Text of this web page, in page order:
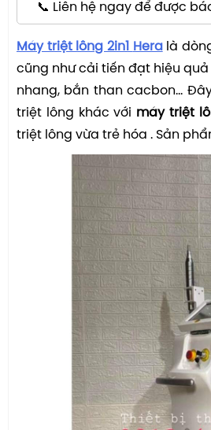
📞 Liên hệ ngay để được
Máy triệt lông 2in1 Heralà
cũng như cải tiến đạt hiệu
nhang, bắn than cacbon...
triệt lông khác với máy triệt
triệt lông vừa trẻ hóa . Sản